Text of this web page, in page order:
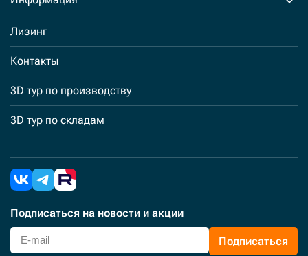
Лизинг
Контакты
3D тур по производству
3D тур по складам
Подписаться на новости и акции
Подписаться